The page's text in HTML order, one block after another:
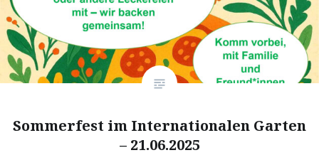
Sommerfest im Internationalen Garten
– 21.06.2025